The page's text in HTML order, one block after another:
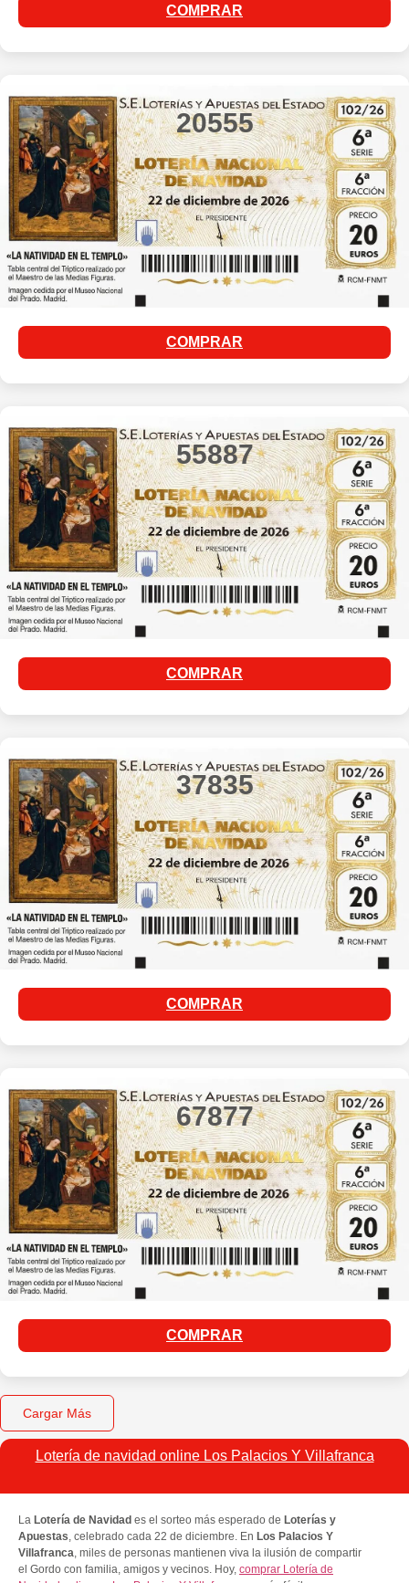
COMPRAR
20555
COMPRAR
55887
COMPRAR
37835
COMPRAR
67877
COMPRAR
Cargar Más
Lotería de navidad online Los Palacios Y Villafranca
La Lotería de Navidad es el sorteo más esperado de Loterías y
Apuestas, celebrado cada 22 de diciembre. En Los Palacios Y
Villafranca, miles de personas mantienen viva la ilusión de compartir
el Gordo con familia, amigos y vecinos. Hoy, comprar Lotería de